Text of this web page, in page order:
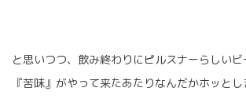
と思いつつ、飲み終わりにピルスナーらしい
『苦味』がやって来たあたりなんだかホッと